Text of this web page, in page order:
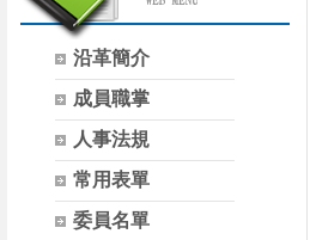
沿革簡介
成員職掌
人事法規
常用表單
委員名單